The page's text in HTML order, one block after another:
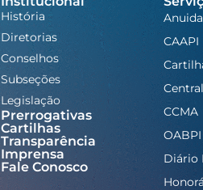
História
Diretorias
Conselhos
Subseções
Legislação
Prerrogativas
Cartilhas
Transparência
Imprensa
Fale Conosco
CAAPI
CCMA
Diário